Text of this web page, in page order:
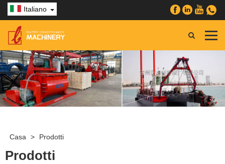
Italiano
Casa > Prodotti
Prodotti